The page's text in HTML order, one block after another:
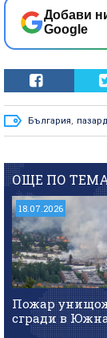
Добави
Google
България,
ОЩЕ ПО
18.07.2026
Пожар
сгради в